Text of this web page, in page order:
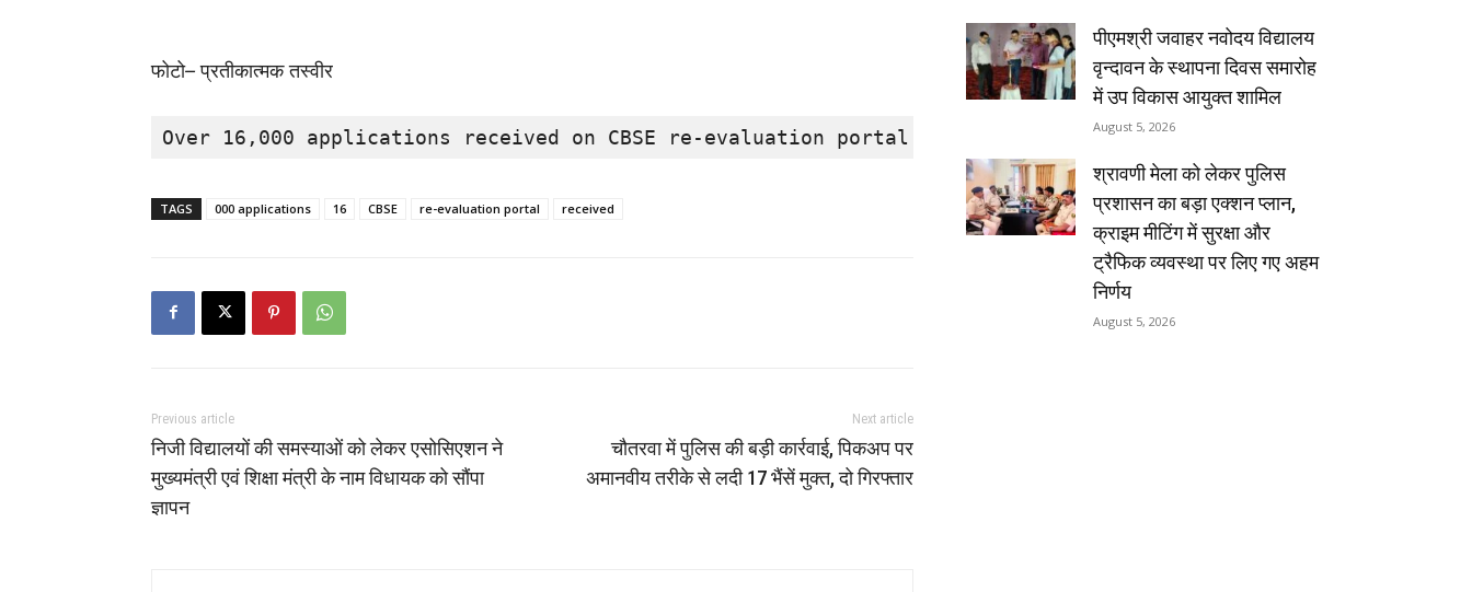
फोटो–प्रतीकात्मक तस्वीर
Over 16,000 applications received on CBSE re-evaluation portal
TAGS 000 applications 16 CBSE re-evaluation portal received
Previous article
निजी विद्यालयों की समस्याओं को लेकर एसोसिएशन ने
मुख्यमंत्री एवं शिक्षा मंत्री के नाम विधायक को सौंपा
ज्ञापन
Next article
चौतरवा में पुलिस की बड़ी कार्रवाई, पिकअप पर
अमानवीय तरीके से लदी 17 भैंसें मुक्त, दो गिरफ्तार
पीएमश्री जवाहर नवोदय विद्यालय
वृन्दावन के स्थापना दिवस समारोह
में उप विकास आयुक्त शामिल
August 5, 2026
श्रावणी मेला को लेकर पुलिस
प्रशासन का बड़ा एक्शन प्लान,
क्राइम मीटिंग में सुरक्षा और
ट्रैफिक व्यवस्था पर लिए गए अहम
निर्णय
August 5, 2026